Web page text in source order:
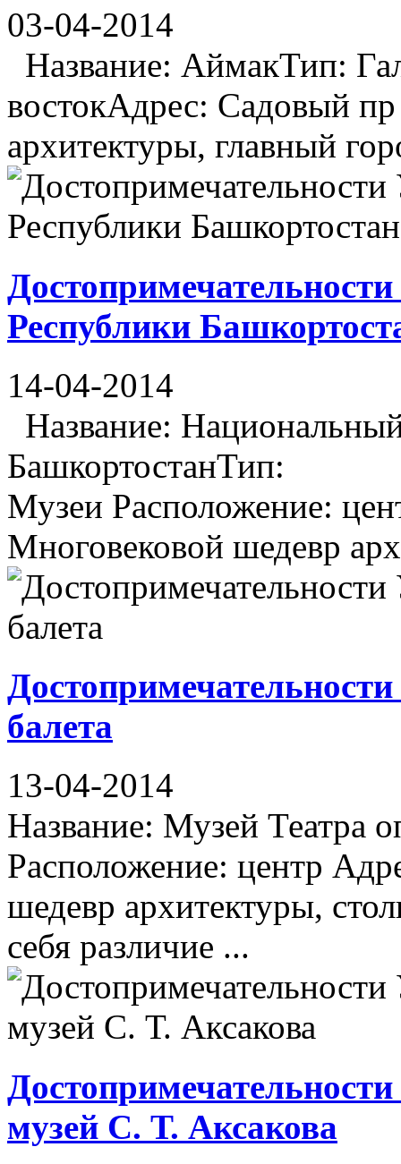
03-04-2014
Название: АймакТип:
востокАдрес: Садовый
архитектуры, главный
Республики
14-04-2014
Название:
БашкортостанТип:
Музеи Расположение:
Многовековой шедевр
балета
13-04-2014
Название: Музей Театра
Расположение: центр
шедевр архитектуры,
себя различие ...
музей С. Т. Аксакова